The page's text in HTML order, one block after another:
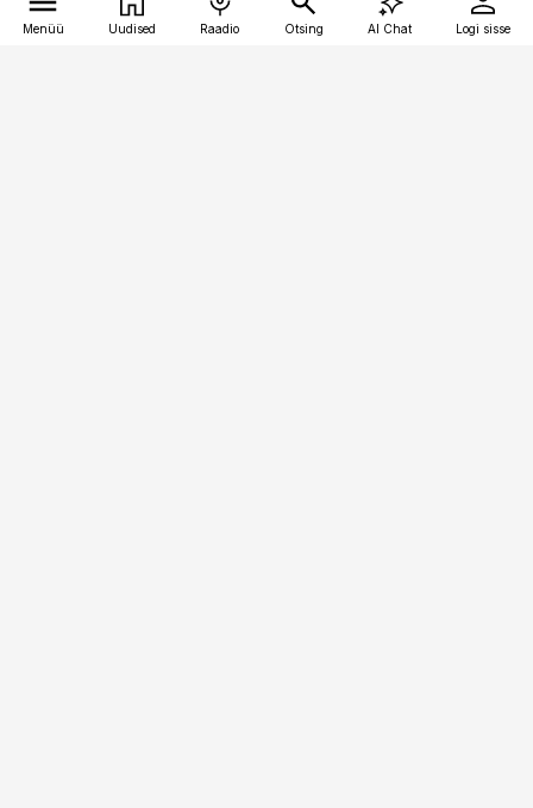
Menüü Uudised Raadio Otsing AI Chat Logi sisse